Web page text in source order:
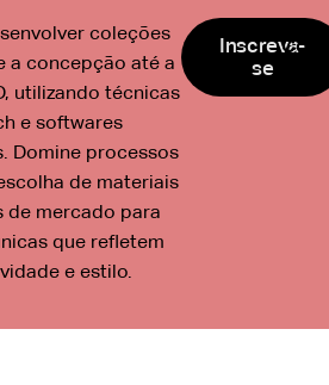
coleções
a concepção até a
utilizando técnicas
e softwares
Domine processos
de materiais
de mercado para
que refletem
e estilo.
Inscreva-
se